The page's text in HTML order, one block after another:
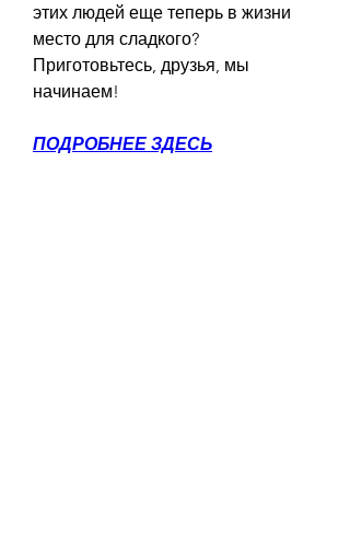
этих людей еще теперь в жизни
место для сладкого?
Приготовьтесь, друзья, мы
начинаем!
ПОДРОБНЕЕ ЗДЕСЬ